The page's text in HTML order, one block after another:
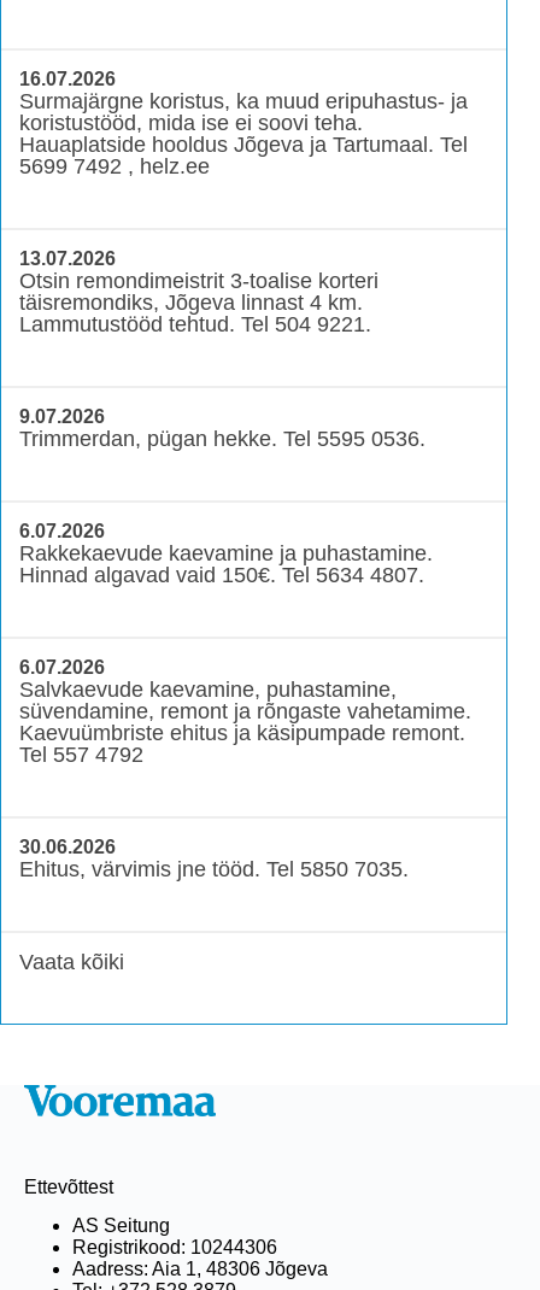
16.07.2026
Surmajärgne koristus, ka muud eripuhastus- ja
koristustööd, mida ise ei soovi teha.
Hauaplatside hooldus Jõgeva ja Tartumaal. Tel
5699 7492 , helz.ee
13.07.2026
Otsin remondimeistrit 3-toalise korteri
täisremondiks, Jõgeva linnast 4 km.
Lammutustööd tehtud. Tel 504 9221.
9.07.2026
Trimmerdan, pügan hekke. Tel 5595 0536.
6.07.2026
Rakkekaevude kaevamine ja puhastamine.
Hinnad algavad vaid 150€. Tel 5634 4807.
6.07.2026
Salvkaevude kaevamine, puhastamine,
süvendamine, remont ja rõngaste vahetamime.
Kaevuümbriste ehitus ja käsipumpade remont.
Tel 557 4792
30.06.2026
Ehitus, värvimis jne tööd. Tel 5850 7035.
Vaata kõiki
Ettevõttest
AS Seitung
Registrikood: 10244306
Aadress: Aia 1, 48306 Jõgeva